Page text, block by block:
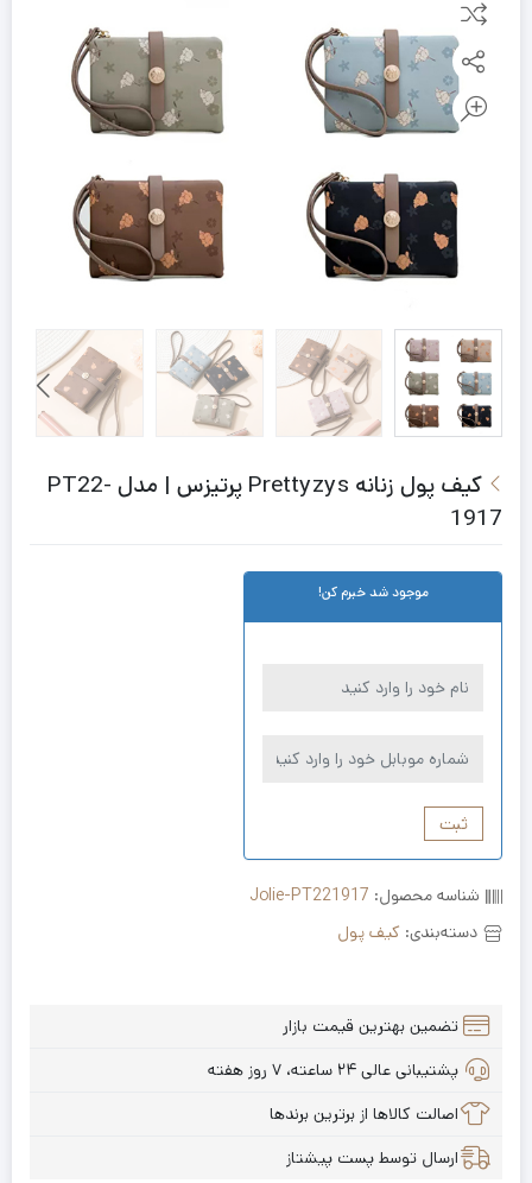
کیف پول زنانه Prettyzys پرتیزس | مدل PT22-
1917
موجود شد خبرم کن!
ثبت
شناسه محصول: Jolie-PT221917
دسته‌بندی: کیف پول
تضمین بهترین قیمت بازار
پشتیبانی عالی ۲۴ ساعته، ۷ روز هفته
اصالت کالاها از برترین برندها
ارسال توسط پست پیشتاز